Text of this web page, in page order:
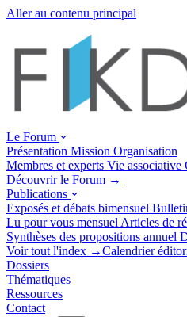
Aller au contenu principal
Le Forum
Présentation Mission Organisation
Membres et experts Vie associative
Découvrir le Forum →
Publications
Exposés et débats bimensuel
Lu pour vous mensuel Articles de
Synthèses des propositions annuel
Voir tout l'index →Calendrier
Dossiers
Thématiques
Ressources
Contact